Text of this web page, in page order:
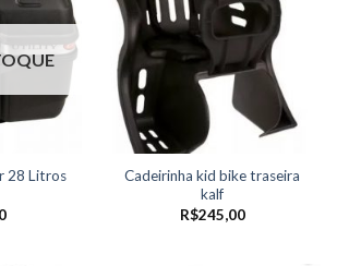
28 Litros
Cadeirinha kid bike traseira
kalf
R$245,00